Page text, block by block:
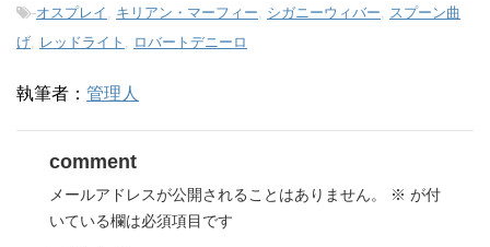
-オスプレイ キリアン・マーフィー シガニーウィバー
スプーン曲
げ
レッドライト ロバートデニーロ
執筆者： 管理人
comment
メールアドレスが公開されることはありません。 ※ が付
いている欄は必須項目です